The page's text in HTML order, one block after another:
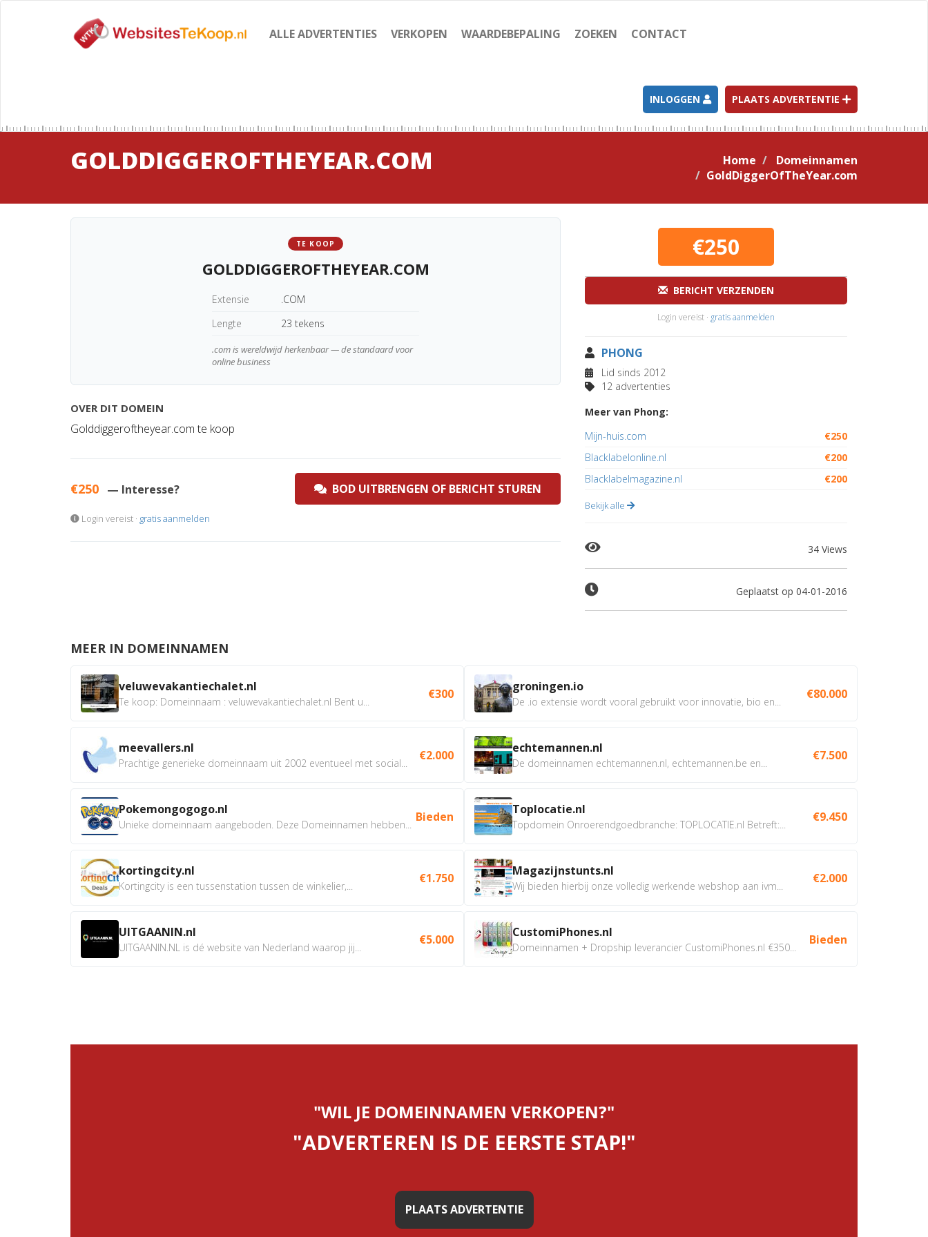
ALLE ADVERTENTIES VERKOPEN WAARDEBEPALING ZOEKEN CONTACT
INLOGGEN PLAATS ADVERTENTIE
GOLDDIGGEROFTHEYEAR.COM Home
Domeinnamen
GoldDiggerOfTheYear.com
TE KOOP
GOLDDIGGEROFTHEYEAR.COM
Extensie
.COM
Lengte
23 tekens
.com is wereldwijd herkenbaar — de standaard voor
online business
OVER DIT DOMEIN
Golddiggeroftheyear.com te koop
€250 — Interesse? BOD UITBRENGEN OF BERICHT STUREN
Login vereist · gratis aanmelden
€250
BERICHT VERZENDEN
Login vereist · gratis aanmelden
PHONG
Lid sinds 2012
12 advertenties
Meer van Phong:
Mijn-huis.com
€250
Blacklabelonline.nl
€200
Blacklabelmagazine.nl
€200
Bekijk alle
34 Views
Geplaatst op 04-01-2016
MEER IN DOMEINNAMEN
veluwevakantiechalet.nl
Te koop: Domeinnaam : veluwevakantiechalet.nl Bent u...
€300
meevallers.nl
Prachtige generieke domeinnaam uit 2002 eventueel met social...
€2.000
Pokemongogogo.nl
Unieke domeinnaam aangeboden. Deze Domeinnamen hebben...
Bieden
kortingcity.nl
Kortingcity is een tussenstation tussen de winkelier,...
€1.750
UITGAANIN.nl
UITGAANIN.NL is dé website van Nederland waarop jij...
€5.000
groningen.io
De .io extensie wordt vooral gebruikt voor innovatie, bio en...
€80.000
echtemannen.nl
De domeinnamen echtemannen.nl, echtemannen.be en...
€7.500
Toplocatie.nl
Topdomein Onroerendgoedbranche: TOPLOCATIE.nl Betreft:...
€9.450
Magazijnstunts.nl
Wij bieden hierbij onze volledig werkende webshop aan ivm...
€2.000
CustomiPhones.nl
Domeinnamen + Dropship leverancier CustomiPhones.nl €350...
Bieden
"WIL JE DOMEINNAMEN VERKOPEN?"
"ADVERTEREN IS DE EERSTE STAP!"
PLAATS ADVERTENTIE